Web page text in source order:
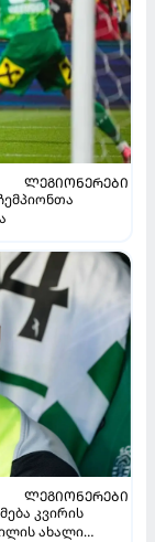
ᲚᲔᲒᲘᲝᲜᲔᲠᲔᲑᲘ
ᲚᲔᲒᲘᲝᲜᲔᲠᲔᲑᲘ
კვირის
ახალი